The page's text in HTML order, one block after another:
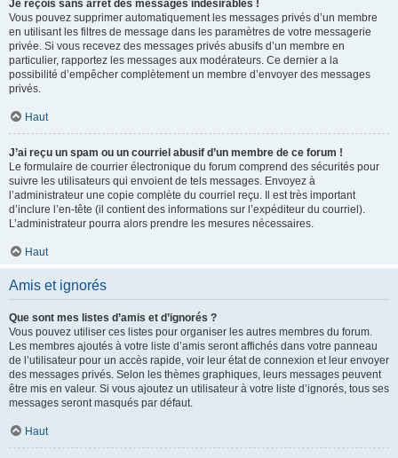
Je reçois sans arrêt des messages indésirables !
Vous pouvez supprimer automatiquement les messages privés d’un membre
en utilisant les filtres de message dans les paramètres de votre messagerie
privée. Si vous recevez des messages privés abusifs d’un membre en
particulier, rapportez les messages aux modérateurs. Ce dernier a la
possibilité d’empêcher complètement un membre d’envoyer des messages
privés.
Haut
J’ai reçu un spam ou un courriel abusif d’un membre de ce forum !
Le formulaire de courrier électronique du forum comprend des sécurités pour
suivre les utilisateurs qui envoient de tels messages. Envoyez à
l’administrateur une copie complète du courriel reçu. Il est très important
d’inclure l’en-tête (il contient des informations sur l’expéditeur du courriel).
L’administrateur pourra alors prendre les mesures nécessaires.
Haut
Amis et ignorés
Que sont mes listes d’amis et d’ignorés ?
Vous pouvez utiliser ces listes pour organiser les autres membres du forum.
Les membres ajoutés à votre liste d’amis seront affichés dans votre panneau
de l’utilisateur pour un accès rapide, voir leur état de connexion et leur envoyer
des messages privés. Selon les thèmes graphiques, leurs messages peuvent
être mis en valeur. Si vous ajoutez un utilisateur à votre liste d’ignorés, tous ses
messages seront masqués par défaut.
Haut